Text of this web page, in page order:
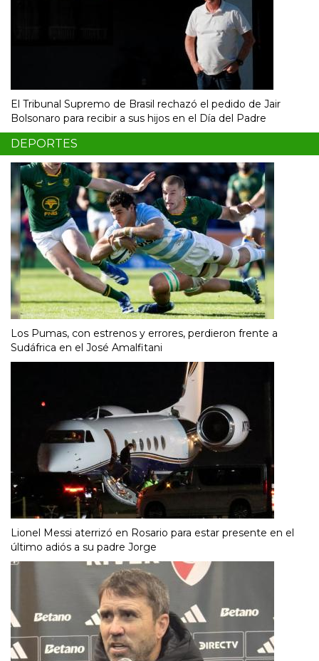
El Tribunal Supremo de Brasil rechazó el pedido de Jair
Bolsonaro para recibir a sus hijos en el Día del Padre
DEPORTES
Los Pumas, con estrenos y errores, perdieron frente a
Sudáfrica en el José Amalfitani
Lionel Messi aterrizó en Rosario para estar presente en el
último adiós a su padre Jorge